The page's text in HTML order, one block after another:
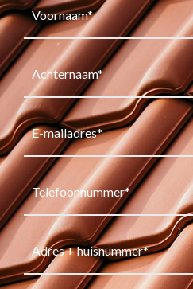
(Vereist)
Achternaam
(Vereist)
E-
mailadres
(Vereist)
Telefoonnummer
(Vereist)
Address
(Vereist)